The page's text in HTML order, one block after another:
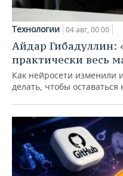
Технологии 04 авг, 00:00
Айдар Гибадуллин:
практически весь
Как нейросети изменили
делать, чтобы